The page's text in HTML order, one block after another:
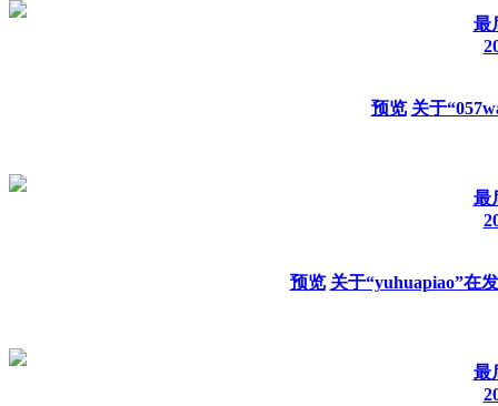
最
预览 关于
最
预览 关于“yuhuapiao”在
最